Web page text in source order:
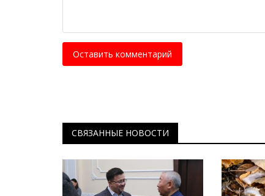
Оставить комментарий
СВЯЗАННЫЕ НОВОСТИ